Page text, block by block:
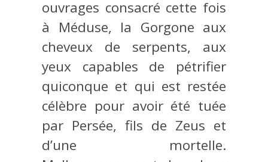
ouvrages consacré cette fois
à Méduse, la Gorgone aux
cheveux de serpents, aux
yeux capables de pétrifier
quiconque et qui est restée
célèbre pour avoir été tuée
par Persée, fils de Zeus et
d’une mortelle.